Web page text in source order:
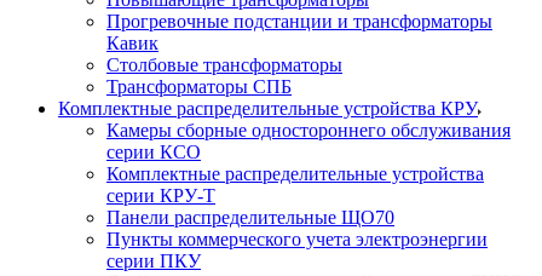
Прогревочные подстанции и трансформаторы
Кавик
Столбовые трансформаторы
Трансформаторы СПБ
Комплектные распределительные устройства КРУ
Камеры сборные одностороннего обслуживания
серии КСО
Комплектные распределительные устройства
серии КРУ-Т
Панели распределительные ЩО70
Пункты коммерческого учета электроэнергии
серии ПКУ